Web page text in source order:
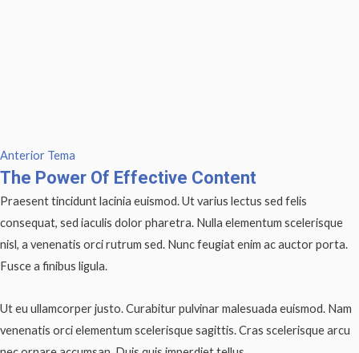
Anterior Tema
The Power Of Effective Content
Praesent tincidunt lacinia euismod. Ut varius lectus sed felis
consequat, sed iaculis dolor pharetra. Nulla elementum scelerisque
nisl, a venenatis orci rutrum sed. Nunc feugiat enim ac auctor porta.
Fusce a finibus ligula.
Ut eu ullamcorper justo. Curabitur pulvinar malesuada euismod. Nam
venenatis orci elementum scelerisque sagittis. Cras scelerisque arcu